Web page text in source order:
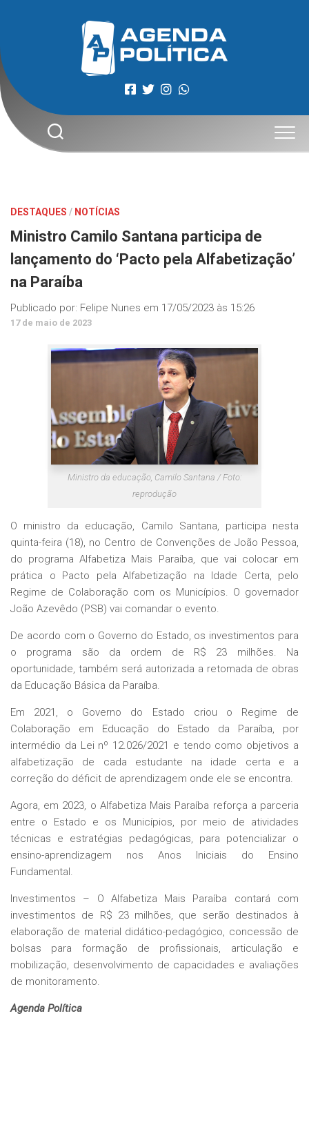
DESTAQUES / NOTÍCIAS
Ministro Camilo Santana participa de
lançamento do ‘Pacto pela Alfabetização’
na Paraíba
Publicado por: Felipe Nunes em 17/05/2023 às 15:26
17 de maio de 2023
Ministro da educação, Camilo Santana / Foto:
reprodução
O ministro da educação, Camilo Santana, participa nesta
quinta-feira (18), no Centro de Convenções de João Pessoa,
do programa Alfabetiza Mais Paraíba, que vai colocar em
prática o Pacto pela Alfabetização na Idade Certa, pelo
Regime de Colaboração com os Municípios. O governador
João Azevêdo (PSB) vai comandar o evento.
De acordo com o Governo do Estado, os investimentos para
o programa são da ordem de R$ 23 milhões. Na
oportunidade, também será autorizada a retomada de obras
da Educação Básica da Paraíba.
Em 2021, o Governo do Estado criou o Regime de
Colaboração em Educação do Estado da Paraíba, por
intermédio da Lei nº 12.026/2021 e tendo como objetivos a
alfabetização de cada estudante na idade certa e a
correção do déficit de aprendizagem onde ele se encontra.
Agora, em 2023, o Alfabetiza Mais Paraíba reforça a parceria
entre o Estado e os Municípios, por meio de atividades
técnicas e estratégias pedagógicas, para potencializar o
ensino-aprendizagem nos Anos Iniciais do Ensino
Fundamental.
Investimentos – O Alfabetiza Mais Paraíba contará com
investimentos de R$ 23 milhões, que serão destinados à
elaboração de material didático-pedagógico, concessão de
bolsas para formação de profissionais, articulação e
mobilização, desenvolvimento de capacidades e avaliações
de monitoramento.
Agenda Política